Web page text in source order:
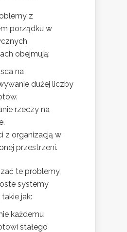
z
porządku w
obejmują:
na
dużej liczby
rzeczy na
z organizacją w
przestrzeni.
te problemy,
systemy
jak:
każdemu
stałego